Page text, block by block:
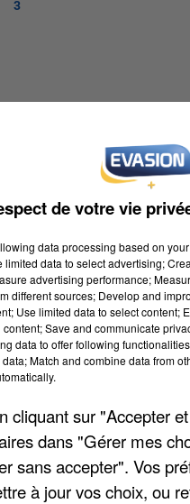
3
Fate Of Ophelia
de votre vie
data processing based on
data to select advertising;
advertising performance;
different sources; Develop and
Use limited data to select content;
Save and communicate
data to offer following
Match and combine data from
cliquant sur "Accepter
dans "Gérer mes
sans accepter". Vos
à jour vos choix, ou